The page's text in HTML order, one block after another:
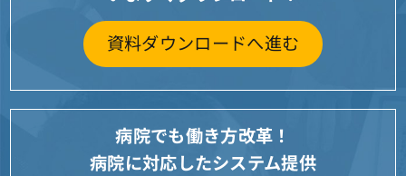
資料ダウンロードへ進む
病院でも働き方改革！
病院に対応したシステム提供